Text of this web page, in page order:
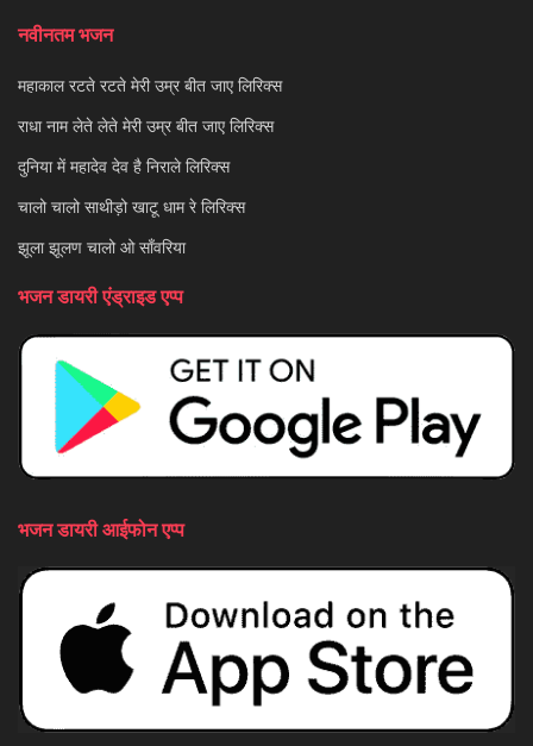
नवीनतम भजन
महाकाल रटते रटते मेरी उम्र बीत जाए लिरिक्स
राधा नाम लेते लेते मेरी उम्र बीत जाए लिरिक्स
दुनिया में महादेव देव है निराले लिरिक्स
चालो चालो साथीड़ो खाटू धाम रे लिरिक्स
झूला झूलण चालो ओ साँवरिया
भजन डायरी एंड्राइड एप्प
भजन डायरी आईफोन एप्प